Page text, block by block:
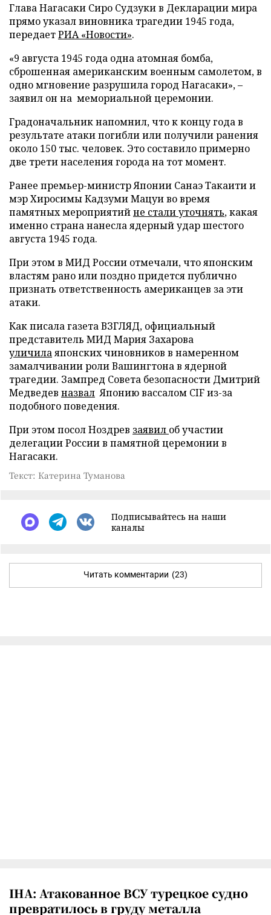
Глава Нагасаки Сиро Судзуки в Декларации мира
прямо указал виновника трагедии 1945 года,
передаетРИА «Новости».
«9 августа 1945 года одна атомная бомба,
сброшенная американским военным самолетом, в
одно мгновение разрушила город Нагасаки», –
заявил он на мемориальной церемонии.
Градоначальник напомнил, что к концу года в
результате атаки погибли или получили ранения
около 150 тыс. человек. Это составило примерно
две трети населения города на тот момент.
Ранее премьер-министр Японии Санаэ Такаити и
мэр Хиросимы Кадзуми Мацуи во время
памятных мероприятийне стали уточнять, какая
именно страна нанесла ядерный удар шестого
августа 1945 года.
При этом в МИД России отмечали, что японским
властям рано или поздно придется публично
признать ответственность американцев за эти
атаки.
Как писала газета ВЗГЛЯД, официальный
представитель МИД Мария Захарова
уличилаяпонских чиновников в намеренном
замалчивании роли Вашингтона в ядерной
трагедии. Зампред Совета безопасности Дмитрий
Медведев назвал Японию вассалом CIF из-за
подобного поведения.
При этом посол Ноздрев заявил об участии
делегации России в памятной церемонии в
Нагасаки.
Текст: Катерина Туманова
Подписывайтесь на наши
каналы
Читать комментарии (23)
IHA: Атакованное ВСУ турецкое судно
превратилось в груду металла